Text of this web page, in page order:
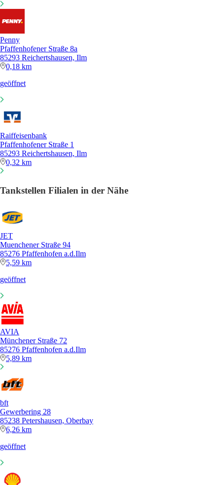
Penny
Pfaffenhofener Straße 8a
85293 Reichertshausen, Ilm
0,18 km
geöffnet
Raiffeisenbank
Pfaffenhofener Straße 1
85293 Reichertshausen, Ilm
0,32 km
Tankstellen Filialen in der Nähe
JET
Muenchener Straße 94
85276 Pfaffenhofen a.d.Ilm
5,59 km
geöffnet
AVIA
Münchener Straße 72
85276 Pfaffenhofen a.d.Ilm
5,89 km
bft
Gewerbering 28
85238 Petershausen, Oberbay
6,26 km
geöffnet